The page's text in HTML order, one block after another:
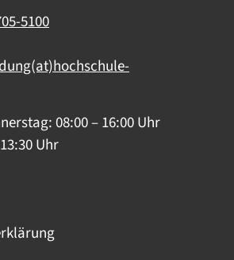
5100
08:00 – 16:00 Uhr
Uhr